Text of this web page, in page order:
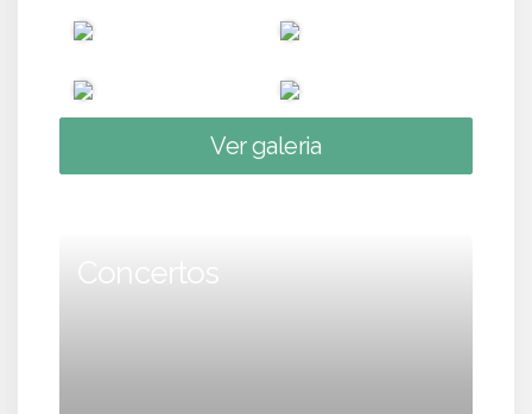
Ver galeria
Concertos